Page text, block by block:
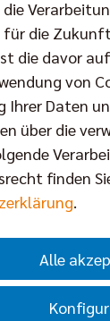
und
Das
aus
Zeitung
Sieg gegen
(mit Video)
dem BBSC
die
die
die davor
von
Ihrer Daten
über die
finden
.
Alle